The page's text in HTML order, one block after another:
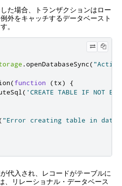
た場合、トランザクションはロー
外をキャッチするデータベースト
。
.openDatabaseSync(
(function (tx)
{
( 'CREATE TABLE IF
"Error creating table in
代入され、レコードがテーブルに
、リレーショナル・データベース